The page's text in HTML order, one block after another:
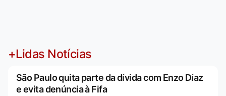
+Lidas Notícias
São Paulo quita parte da dívida com Enzo Díaz
e evita denúncia à Fifa